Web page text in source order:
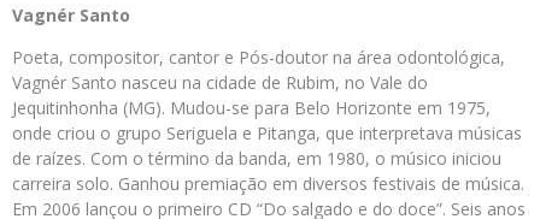
Vagnér Santo
Poeta, compositor, cantor e Pós-doutor na área odontológica,
Vagnér Santo nasceu na cidade de Rubim, no Vale do
Jequitinhonha (MG). Mudou-se para Belo Horizonte em 1975,
onde criou o grupo Seriguela e Pitanga, que interpretava músicas
de raízes. Com o término da banda, em 1980, o músico iniciou
carreira solo. Ganhou premiação em diversos festivais de música.
Em 2006 lançou o primeiro CD “Do salgado e do doce”. Seis anos